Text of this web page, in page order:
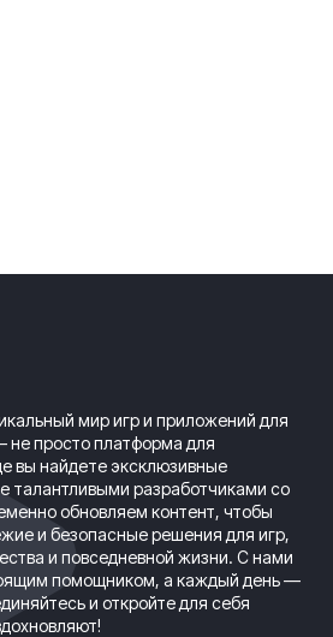
мир игр и приложений для
просто платформа для
вы найдете эксклюзивные
талантливыми разработчиками со
обновляем контент, чтобы
и безопасные решения для игр,
и повседневной жизни. С нами
помощником, а каждый день —
и откройте для себя